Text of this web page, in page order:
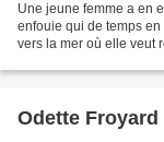
Une jeune femme a en
enfouie qui de temps en
vers la mer où elle veut
Odette